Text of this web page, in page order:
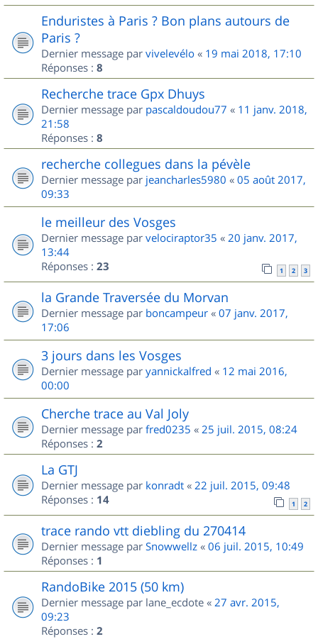
Enduristes à Paris ? Bon plans autours de
Paris ?
Dernier message par vivelevélo « 19 mai 2018, 17:10
Réponses : 8
Recherche trace Gpx Dhuys
Dernier message par pascaldoudou77 « 11 janv. 2018,
21:58
Réponses : 8
recherche collegues dans la pévèle
Dernier message par jeancharles5980 « 05 août 2017,
09:33
le meilleur des Vosges
Dernier message par velociraptor35 « 20 janv. 2017,
13:44
Réponses : 23 1 2 3
la Grande Traversée du Morvan
Dernier message par boncampeur « 07 janv. 2017,
17:06
3 jours dans les Vosges
Dernier message par yannickalfred « 12 mai 2016,
00:00
Cherche trace au Val Joly
Dernier message par fred0235 « 25 juil. 2015, 08:24
Réponses : 2
La GTJ
Dernier message par konradt « 22 juil. 2015, 09:48
Réponses : 14 1 2
trace rando vtt diebling du 270414
Dernier message par Snowwellz « 06 juil. 2015, 10:49
Réponses : 1
RandoBike 2015 (50 km)
Dernier message par lane_ecdote « 27 avr. 2015,
09:23
Réponses : 2